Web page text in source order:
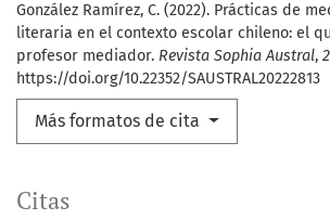
González Ramírez, C. (2022). Prácticas de
literaria en el contexto escolar chileno: el
profesor mediador. Revista Sophia Austral,
https://doi.org/10.22352/SAUSTRAL20222813
Más formatos de cita
Citas